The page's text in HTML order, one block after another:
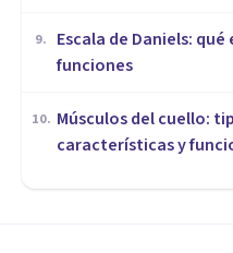
9.
Escala de Daniels:
funciones
10. Músculos del cuello:
características y
Adinamia: